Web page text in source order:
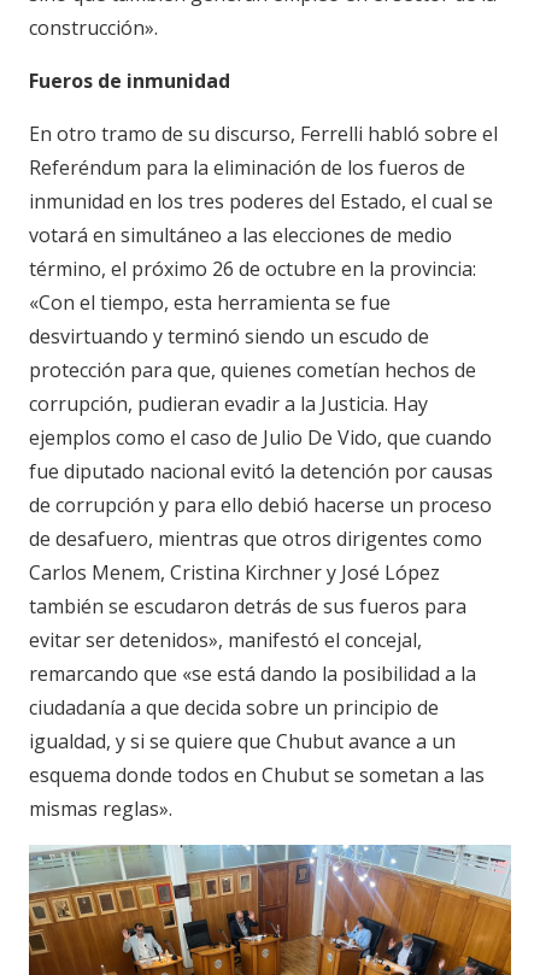
construcción».
Fueros de inmunidad
En otro tramo de su discurso, Ferrelli habló sobre el
Referéndum para la eliminación de los fueros de
inmunidad en los tres poderes del Estado, el cual se
votará en simultáneo a las elecciones de medio
término, el próximo 26 de octubre en la provincia:
«Con el tiempo, esta herramienta se fue
desvirtuando y terminó siendo un escudo de
protección para que, quienes cometían hechos de
corrupción, pudieran evadir a la Justicia. Hay
ejemplos como el caso de Julio De Vido, que cuando
fue diputado nacional evitó la detención por causas
de corrupción y para ello debió hacerse un proceso
de desafuero, mientras que otros dirigentes como
Carlos Menem, Cristina Kirchner y José López
también se escudaron detrás de sus fueros para
evitar ser detenidos», manifestó el concejal,
remarcando que «se está dando la posibilidad a la
ciudadanía a que decida sobre un principio de
igualdad, y si se quiere que Chubut avance a un
esquema donde todos en Chubut se sometan a las
mismas reglas».